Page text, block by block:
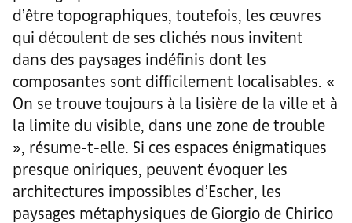
d’être topographiques, toutefois, les œuvres
qui découlent de ses clichés nous invitent
dans des paysages indéfinis dont les
composantes sont difficilement localisables. «
On se trouve toujours à la lisière de la ville et à
la limite du visible, dans une zone de trouble
», résume-t-elle. Si ces espaces énigmatiques
presque oniriques, peuvent évoquer les
architectures impossibles d’Escher, les
paysages métaphysiques de Giorgio de Chirico